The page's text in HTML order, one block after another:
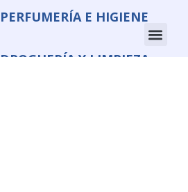
PERFUMERÍA E HIGIENE
DROGUERÍA Y LIMPIEZA